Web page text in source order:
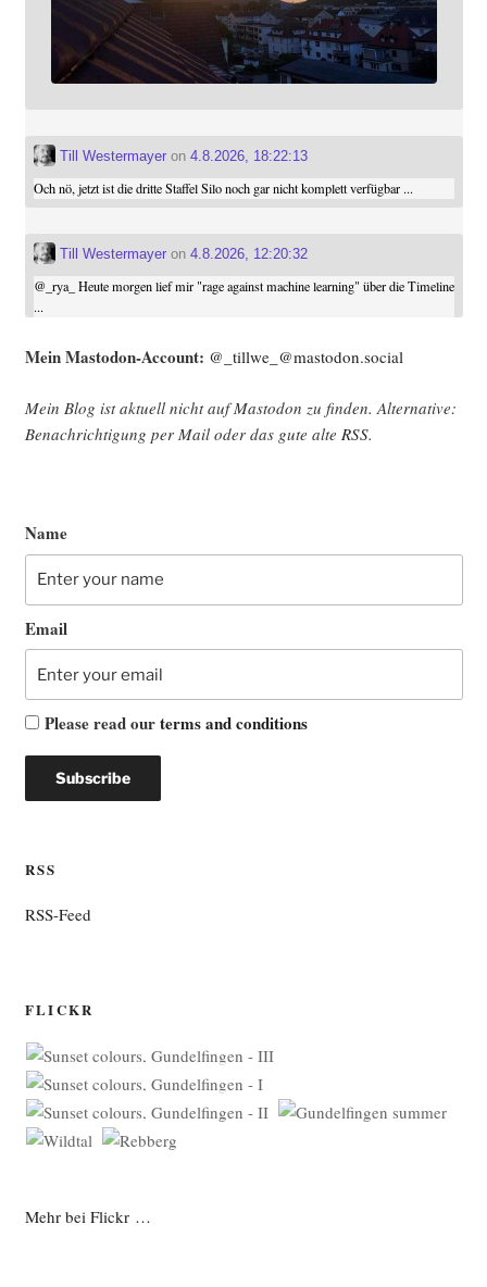
Till Westermayeron 4.8.2026, 18:22:13
Och nö, jetzt ist die dritte Staffel Silo noch gar nicht komplett verfügbar ...
Till Westermayeron 4.8.2026, 12:20:32
@ _rya_ Heute morgen lief mir "rage against machine learning" über die Timeline
...
Mein Mast­o­don-Account: @_tillwe_@mastodon.social
Mein Blog ist aktu­ell nicht auf Mast­o­don zu fin­den. Alter­na­ti­ve:
Benach­rich­ti­gung per Mail oder das gute alte RSS.
Name
Email
Please read ourterms and conditions
RSS
RSS-Feed
FLICKR
Mehr bei Flickr …